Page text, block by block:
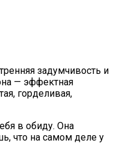
задумчивость и
— эффектная
горделивая,
в обиду. Она
что на самом деле у